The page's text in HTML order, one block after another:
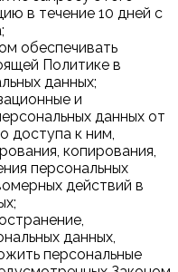
в течение 10 дней с
обеспечивать
Политике в
данных;
и
данных от
доступа к ним,
копирования,
персональных
действий в
данных,
персональные